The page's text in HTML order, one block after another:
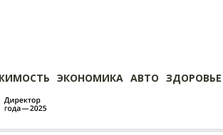
ЭКОНОМИКА АВТО ЗДОРОВЬЕ